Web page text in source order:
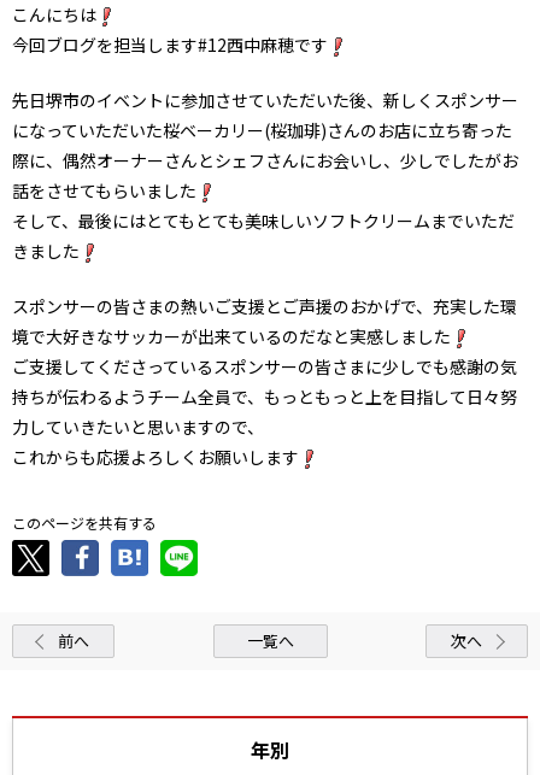
こんにちは
今回ブログを担当します#12西中麻穂です
先日堺市のイベントに参加させていただいた後、新しくスポンサー
になっていただいた桜ベーカリー(桜珈琲)さんのお店に立ち寄った
際に、偶然オーナーさんとシェフさんにお会いし、少しでしたがお
話をさせてもらいました
そして、最後にはとてもとても美味しいソフトクリームまでいただ
きました
スポンサーの皆さまの熱いご支援とご声援のおかげで、充実した環
境で大好きなサッカーが出来ているのだなと実感しました
ご支援してくださっているスポンサーの皆さまに少しでも感謝の気
持ちが伝わるようチーム全員で、もっともっと上を目指して日々努
力していきたいと思いますので、
これからも応援よろしくお願いします
このページを共有する
前へ 一覧へ 次へ
年別